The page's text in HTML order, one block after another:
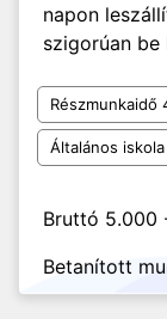
napon
szigorúan
Részmunkaidő
Általános iskola
Bruttó 5.000
Betanított